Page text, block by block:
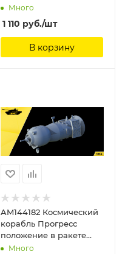
Models, 1/144
Много
1 110 руб./шт
В корзину
AM144182 Космический
корабль Прогресс
положение в ракете
Arma Models, 1/144
Много